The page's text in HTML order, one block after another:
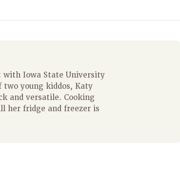
with Iowa State University
two young kiddos, Katy
and versatile. Cooking
her fridge and freezer is